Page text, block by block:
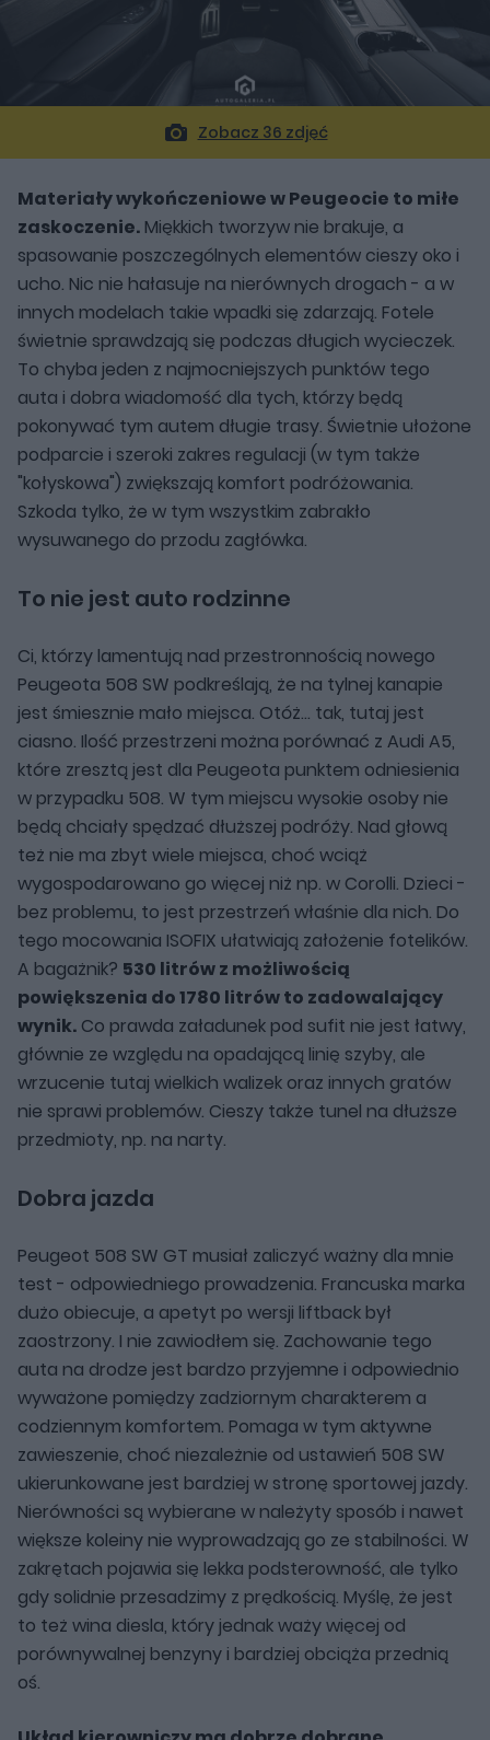
Zobacz 36 zdjęć
Materiały wykończeniowe w Peugeocie to miłe
zaskoczenie. Miękkich tworzyw nie brakuje, a
spasowanie poszczególnych elementów cieszy oko i
ucho. Nic nie hałasuje na nierównych drogach - a w
innych modelach takie wpadki się zdarzają. Fotele
świetnie sprawdzają się podczas długich wycieczek.
To chyba jeden z najmocniejszych punktów tego
auta i dobra wiadomość dla tych, którzy będą
pokonywać tym autem długie trasy. Świetnie ułożone
podparcie i szeroki zakres regulacji (w tym także
"kołyskowa") zwiększają komfort podróżowania.
Szkoda tylko, że w tym wszystkim zabrakło
wysuwanego do przodu zagłówka.
To nie jest auto rodzinne
Ci, którzy lamentują nad przestronnością nowego
Peugeota 508 SW podkreślają, że na tylnej kanapie
jest śmiesznie mało miejsca. Otóż... tak, tutaj jest
ciasno. Ilość przestrzeni można porównać z Audi A5,
które zresztą jest dla Peugeota punktem odniesienia
w przypadku 508. W tym miejscu wysokie osoby nie
będą chciały spędzać dłuższej podróży. Nad głową
też nie ma zbyt wiele miejsca, choć wciąż
wygospodarowano go więcej niż np. w Corolli. Dzieci -
bez problemu, to jest przestrzeń właśnie dla nich. Do
tego mocowania ISOFIX ułatwiają założenie fotelików.
A bagażnik? 530 litrów z możliwością
powiększenia do 1780 litrów to zadowalający
wynik. Co prawda załadunek pod sufit nie jest łatwy,
głównie ze względu na opadającą linię szyby, ale
wrzucenie tutaj wielkich walizek oraz innych gratów
nie sprawi problemów. Cieszy także tunel na dłuższe
przedmioty, np. na narty.
Dobra jazda
Peugeot 508 SW GT musiał zaliczyć ważny dla mnie
test - odpowiedniego prowadzenia. Francuska marka
dużo obiecuje, a apetyt po wersji liftback był
zaostrzony. I nie zawiodłem się. Zachowanie tego
auta na drodze jest bardzo przyjemne i odpowiednio
wyważone pomiędzy zadziornym charakterem a
codziennym komfortem. Pomaga w tym aktywne
zawieszenie, choć niezależnie od ustawień 508 SW
ukierunkowane jest bardziej w stronę sportowej jazdy.
Nierówności są wybierane w należyty sposób i nawet
większe koleiny nie wyprowadzają go ze stabilności. W
zakrętach pojawia się lekka podsterowność, ale tylko
gdy solidnie przesadzimy z prędkością. Myślę, że jest
to też wina diesla, który jednak waży więcej od
porównywalnej benzyny i bardziej obciąża przednią
oś.